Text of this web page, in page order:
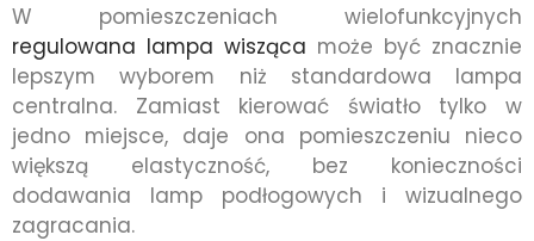
W pomieszczeniach wielofunkcyjnych
regulowana lampa wisząca może być znacznie
lepszym wyborem niż standardowa lampa
centralna. Zamiast kierować światło tylko w
jedno miejsce, daje ona pomieszczeniu nieco
większą elastyczność, bez konieczności
dodawania lamp podłogowych i wizualnego
zagracania.